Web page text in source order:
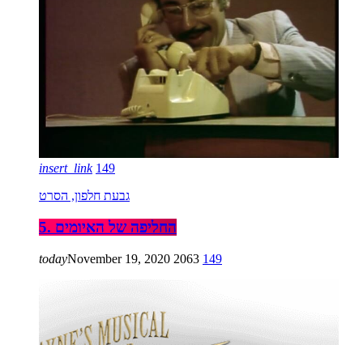
insert_link 149
גבעת חלפון, הסרט
5. החליפה של האיומים
todayNovember 19, 2020 2063 149